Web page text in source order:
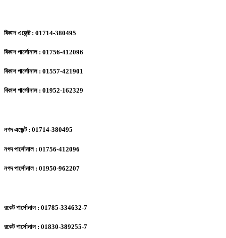
বিকাশ এজেন্ট : 01714-380495
বিকাশ পার্সোনাল : 01756-412096
বিকাশ পার্সোনাল : 01557-421901
বিকাশ পার্সোনাল : 01952-162329
নগদ এজেন্ট : 01714-380495
নগদ পার্সোনাল : 01756-412096
নগদ পার্সোনাল : 01950-962207
রকেট পার্সোনাল : 01785-334632-7
রকেট পার্সোনাল : 01830-389255-7